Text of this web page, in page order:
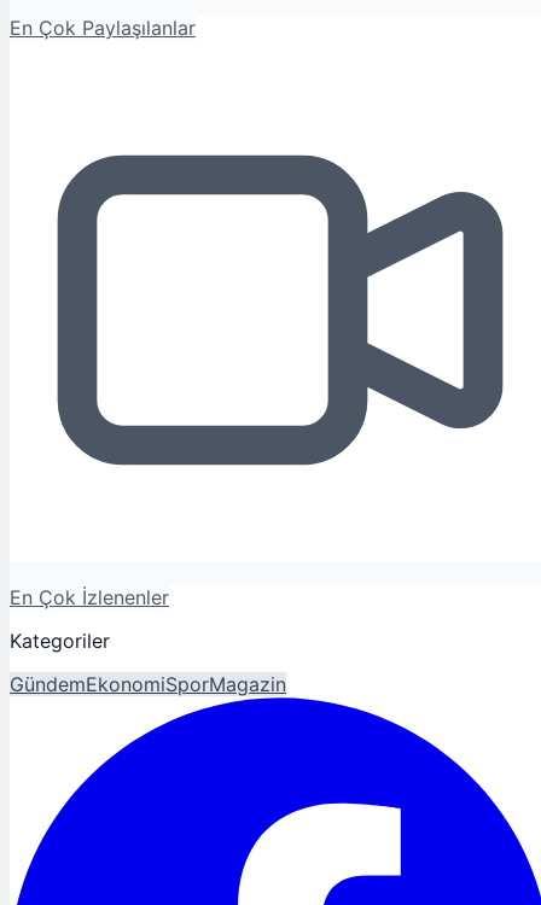
En Çok Paylaşılanlar
En Çok İzlenenler
Kategoriler
GündemEkonomiSporMagazin